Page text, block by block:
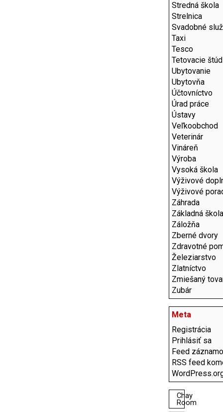
Stredná škola
Strelnica
Svadobné
Taxi
Tesco
Tetovacie
Ubytovanie
Ubytovňa
Účtovníctvo
Úrad práce
Ústavy
Veľkoobchod
Veterinár
Vináreň
Výroba
Vysoká škola
Výživové
Výživové
Záhrada
Základná
Záložňa
Zberné dvory
Zdravotné
Železiarstvo
Zlatníctvo
Zmiešaný
Zubár
Meta
Registrácia
Prihlásiť sa
Feed
RSS feed
Chay
Room